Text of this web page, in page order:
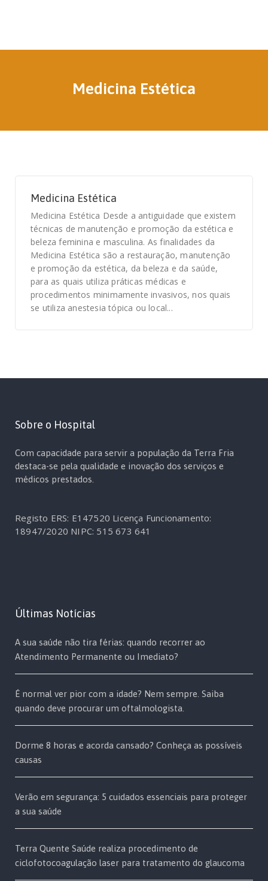
Medicina Estética
Medicina Estética
Medicina Estética Desde a antiguidade que existem
técnicas de manutenção e promoção da estética e
beleza feminina e masculina. As finalidades da
Medicina Estética são a restauração, manutenção
e promoção da estética, da beleza e da saúde,
para as quais utiliza práticas médicas e
procedimentos minimamente invasivos, nos quais
se utiliza anestesia tópica ou local...
Sobre o Hospital
Com capacidade para servir a população da Terra Fria
destaca-se pela qualidade e inovação dos serviços e
médicos prestados.
Registo ERS: E147520 Licença Funcionamento:
18947/2020 NIPC: 515 673 641
Últimas Notícias
A sua saúde não tira férias: quando recorrer ao
Atendimento Permanente ou Imediato?
É normal ver pior com a idade? Nem sempre. Saiba
quando deve procurar um oftalmologista.
Dorme 8 horas e acorda cansado? Conheça as possíveis
causas
Verão em segurança: 5 cuidados essenciais para proteger
a sua saúde
Terra Quente Saúde realiza procedimento de
ciclofotocoagulação laser para tratamento do glaucoma